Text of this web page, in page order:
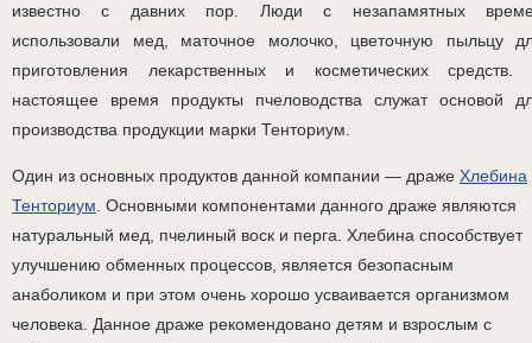
известно с давних пор. Люди с незапамятных
использовали мед, маточное молочко, цветочную пыльцу
приготовления лекарственных и косметических средств.
настоящее время продукты пчеловодства служат основой
производства продукции марки Тенториум.
Один из основных продуктов данной компании — драже Хлебина
Тенториум . Основными компонентами данного драже являются
натуральный мед, пчелиный воск и перга. Хлебина способствует
улучшению обменных процессов, является безопасным
анаболиком и при этом очень хорошо усваивается организмом
человека. Данное драже рекомендовано детям и взрослым с